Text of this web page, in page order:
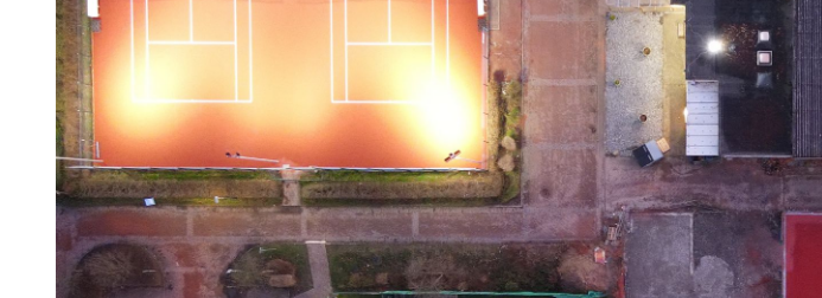
Herren 40
Herren 50
Herren 55
Herren 60
Herren 60 Doppel
Herren 65
Herren 70 1